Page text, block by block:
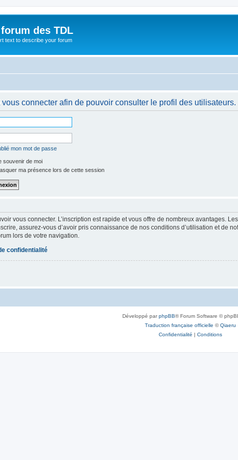
des TDL
text to describe your forum
connecter afin de pouvoir consulter le profil des utilisateurs.
mon mot de passe
souvenir de moi
ma présence lors de cette session
vous connecter. L’inscription est rapide et vous offre de nombreux avantages.
assurez-vous d’avoir pris connaissance de nos conditions d’utilisation et de
lors de votre navigation.
confidentialité
Développé parphpBB® Forum Software ©
Traduction française officielle ©Qiaeru
Confidentialité | Conditions